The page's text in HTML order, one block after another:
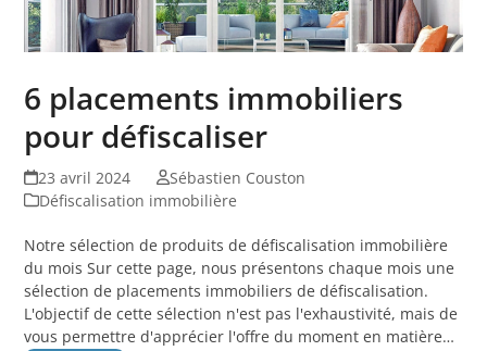
6 placements immobiliers
pour défiscaliser
23 avril 2024
Sébastien Couston
Défiscalisation immobilière
Notre sélection de produits de défiscalisation immobilière
du mois Sur cette page, nous présentons chaque mois une
sélection de placements immobiliers de défiscalisation.
L'objectif de cette sélection n'est pas l'exhaustivité, mais de
vous permettre d'apprécier l'offre du moment en matière…